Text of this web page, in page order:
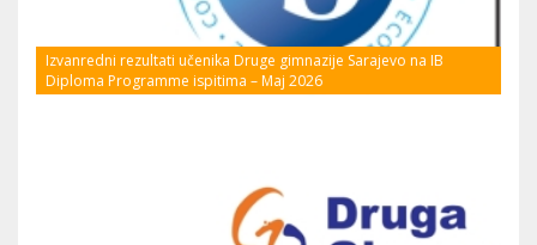
Izvanredni rezultati učenika Druge gimnazije Sarajevo na IB
Diploma Programme ispitima – Maj 2026